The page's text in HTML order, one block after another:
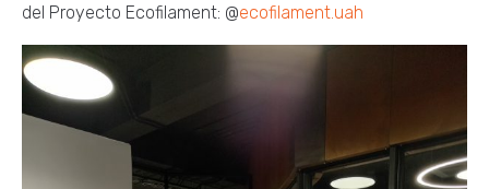
del Proyecto Ecofilament: @ecofilament.uah